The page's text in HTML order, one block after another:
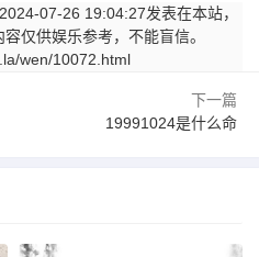
07-26 19:04:27发表在本站，
仅供娱乐参考，不能盲信。
wen/10072.html
下一篇
19991024是什么命